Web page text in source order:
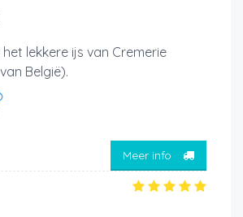
lekkere ijs van Cremerie
België).
Meer info